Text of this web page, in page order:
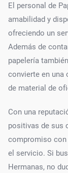
El personal de
amabilidad y
ofreciendo un
Además de
papelería
convierte en una
de material de
Con una
positivas de sus
compromiso
el servicio. Si
Hermanas, no